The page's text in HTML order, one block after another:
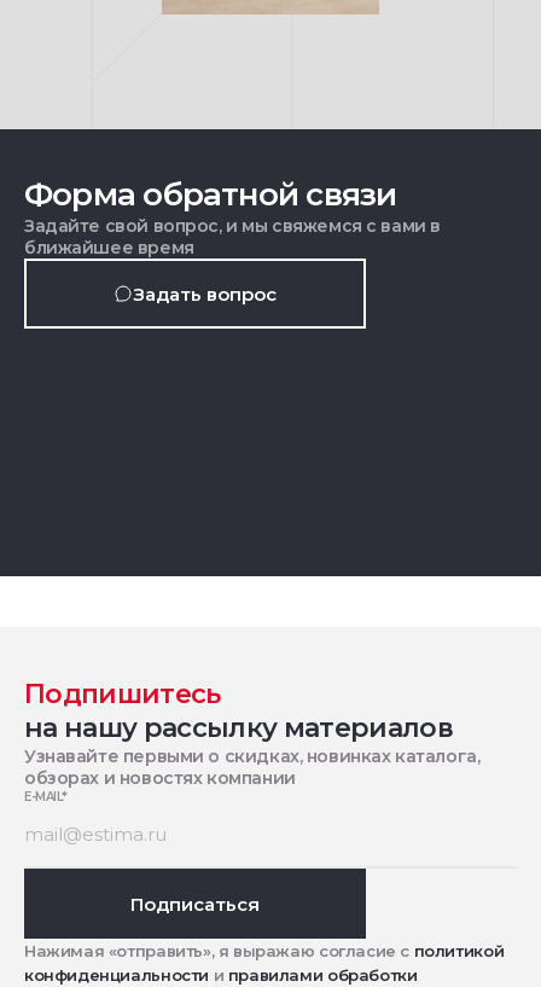
Форма обратной связи
Задайте свой вопрос, и мы свяжемся с вами в
ближайшее время
Задать вопрос
Подпишитесь
на нашу рассылку материалов
Узнавайте первыми о скидках, новинках каталога,
обзорах и новостях компании
E-MAIL*
Подписаться
Нажимая «отправить», я выражаю согласие с политикой
конфиденциальности и правилами обработки